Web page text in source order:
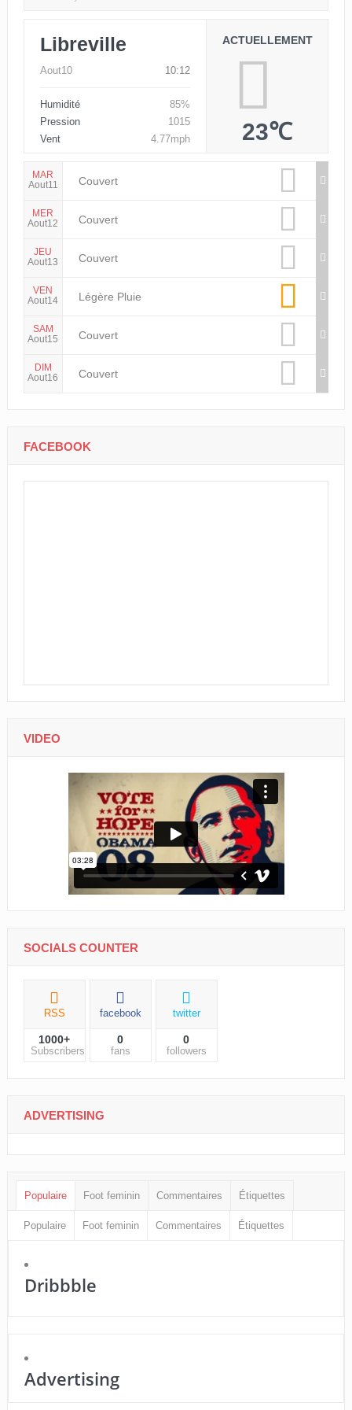
Libreville
Aout10 10:12
Humidité
85%
Pression
1015
Vent
4.77mph
ACTUELLEMENT
23℃
MAR
Aout11
Couvert
MER
Aout12
Couvert
JEU
Aout13
Couvert
VEN
Aout14
Légère Pluie
SAM
Aout15
Couvert
DIM
Aout16
Couvert
FACEBOOK
VIDEO
SOCIALS COUNTER
RSS
1000+
Subscribers
facebook
0
fans
twitter
0
followers
ADVERTISING
Populaire Foot feminin Commentaires Étiquettes
Populaire Foot feminin Commentaires Étiquettes
Dribbble
Advertising